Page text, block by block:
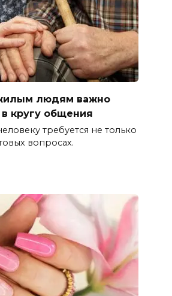
людям важно
в кругу общения
требуется не только
вопросах.